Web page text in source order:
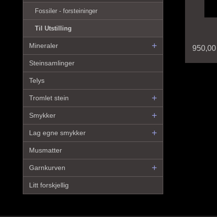
Fossiler - forsteininger
Til Utstilling
Mineraler
Steinsamlinger
Telys
Tromlet stein
Smykker
Lag egne smykker
Musmatter
Garnkurven
Litt forskjellig
950,00